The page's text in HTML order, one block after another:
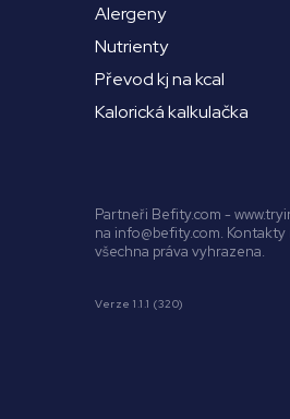
Alergeny
Nutrienty
Převod kj na kcal
Kalorická kalkulačka
Partneři Befity.com -
na info@befity.com.
všechna práva vyhrazena.
Verze 1.1.1 (320)